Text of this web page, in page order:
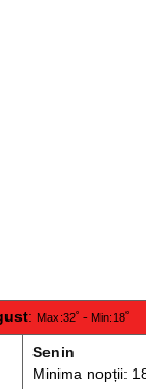
: Max:32˚ - Min:18˚
Senin
Minima nopții: